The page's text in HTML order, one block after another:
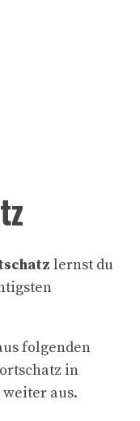
lernst du
folgenden
in
aus.